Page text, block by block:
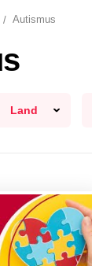
Autismus
Land